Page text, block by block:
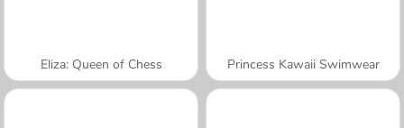
Eliza: Queen of Chess Princess Kawaii Swimwear